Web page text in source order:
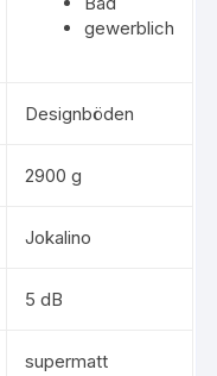
gewerblich
Designböden
2900 g
Jokalino
5 dB
supermatt